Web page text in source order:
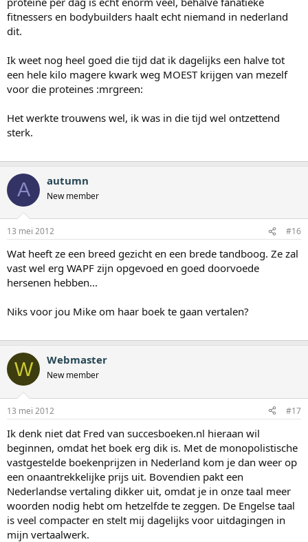
fitnessers en bodybuilders haalt echt niemand in nederland
dit.
Ik weet nog heel goed die tijd dat ik dagelijks een halve tot
een hele kilo magere kwark weg MOEST krijgen van mezelf
voor die proteines :mrgreen:
Het werkte trouwens wel, ik was in die tijd wel ontzettend
sterk.
A autumn
New member
13 mei 2012 #16
Wat heeft ze een breed gezicht en een brede tandboog. Ze zal
vast wel erg WAPF zijn opgevoed en goed doorvoede
hersenen hebben...
Niks voor jou Mike om haar boek te gaan vertalen?
W Webmaster
New member
13 mei 2012 #17
Ik denk niet dat Fred van succesboeken.nl hieraan wil
beginnen, omdat het boek erg dik is. Met de monopolistische
vastgestelde boekenprijzen in Nederland kom je dan weer op
een onaantrekkelijke prijs uit. Bovendien pakt een
Nederlandse vertaling dikker uit, omdat je in onze taal meer
woorden nodig hebt om hetzelfde te zeggen. De Engelse taal
is veel compacter en stelt mij dagelijks voor uitdagingen in
mijn vertaalwerk.